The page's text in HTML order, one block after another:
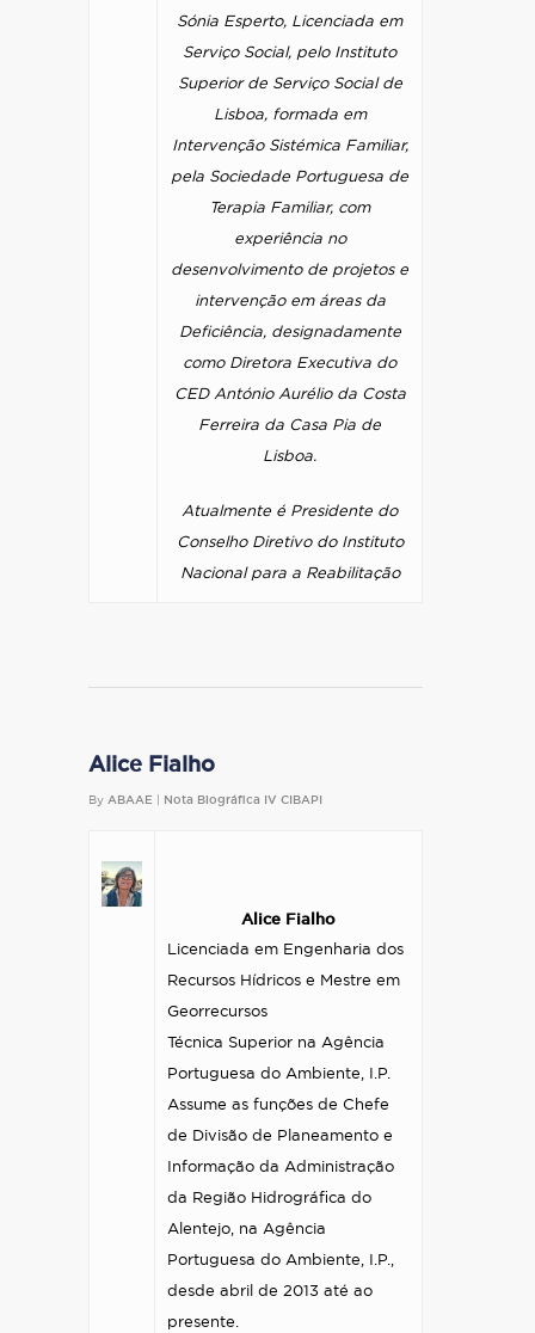
Sónia Esperto, Licenciada em
Serviço Social, pelo Instituto
Superior de Serviço Social de
Lisboa, formada em
Intervenção Sistémica Familiar,
pela Sociedade Portuguesa de
Terapia Familiar, com
experiência no
desenvolvimento de projetos e
intervenção em áreas da
Deficiência, designadamente
como Diretora Executiva do
CED António Aurélio da Costa
Ferreira da Casa Pia de
Lisboa.
Atualmente é Presidente do
Conselho Diretivo do Instituto
Nacional para a Reabilitação
Alice Fialho
By ABAAE Nota Biográfica IV CIBAPI
Alice Fialho
Licenciada em Engenharia dos
Recursos Hídricos e Mestre em
Georrecursos
Técnica Superior na Agência
Portuguesa do Ambiente, I.P.
Assume as funções de Chefe
de Divisão de Planeamento e
Informação da Administração
da Região Hidrográfica do
Alentejo, na Agência
Portuguesa do Ambiente, I.P.,
desde abril de 2013 até ao
presente.